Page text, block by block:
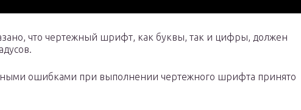
что чертежный шрифт, как буквы, так и цифры, должен
ошибками при выполнении чертежного шрифта принято